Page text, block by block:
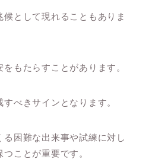
として現れることもありま
もたらすことがあります。
べきサインとなります。
困難な出来事や試練に対し
ことが重要です。